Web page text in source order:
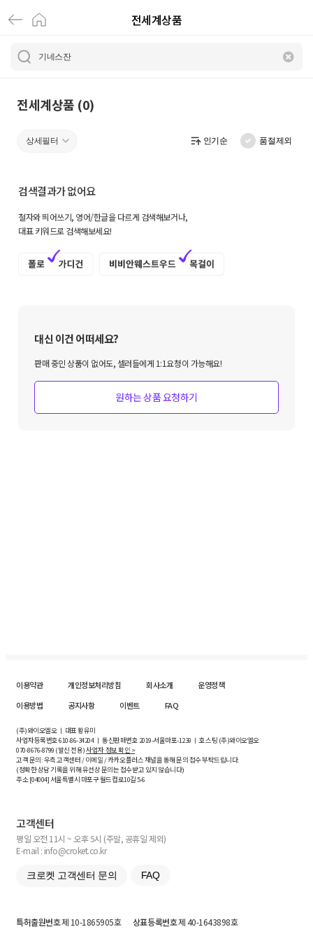
전
세
상
로
켓
전세계상품
전세계상품 (0)
상세필터 인기순 품절제외
검색결과가 없어요
철자와 띄어쓰기, 영어/한글을 다르게 검색해보거나,
대표 키워드로 검색해보세요!
대신 이건 어떠세요?
판매 중인 상품이 없어도, 셀러들에게 1:1요청이 가능해요!
원하는 상품 요청하기
이용약관 개인정보처리방침 회사소개
운영정책
이용방법
공지사항 이벤트 FAQ
(주)와이오엘오 ㅣ 대표 황유미
사업자등록번호610-86-34204ㅣ 통신판매번호 2019-서울마포-1239 ㅣ 호스팅 (주)와이오엘오
070-8676-8799 (발신 전용)사업자 정보 확인 >
고객 문의: 우측 고객센터 / 이메일 / 카카오플러스 채널을 통해 문의 접수 부탁드립니다.
(정확한 상담 기록을 위해 유선상 문의는 접수받고 있지 않습니다)
주소 [04004] 서울특별시 마포구 월드컵로10길5-6
고객센터
평일 오전 11시 ~ 오후 5시 (주말, 공휴일 제외)
E-mail : info@croket.co.kr
크로켓 고객센터 문의 FAQ
특허출원번호제 10-1865905호 상표등록번호제 40-1643898호